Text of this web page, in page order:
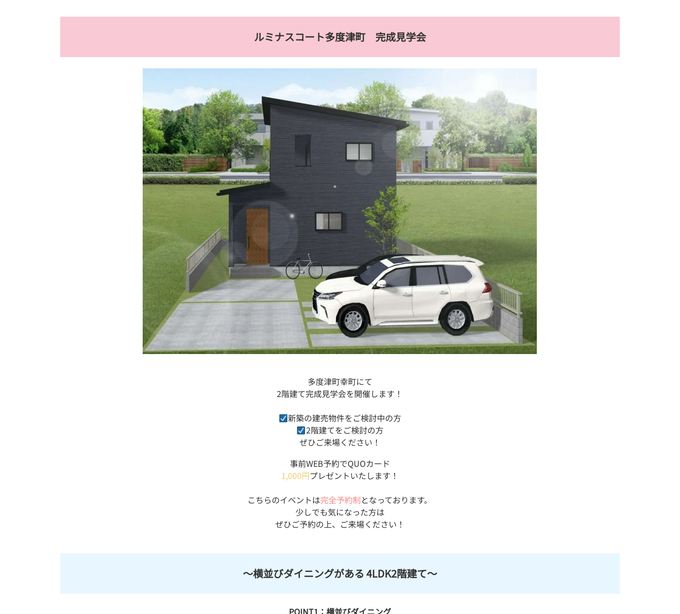
ルミナスコート多度津町 完成見学会
多度津町幸町にて
2階建て完成見学会を開催します！
新築の建売物件をご検討中の方
2階建てをご検討の方
ぜひご来場ください！
事前WEB予約でQUOカード
1,000円プレゼントいたします！
こちらのイベントは完全予約制となっております。
少しでも気になった方は
ぜひご予約の上、ご来場ください！
～横並びダイニングがある 4LDK2階建て～
POINT1：横並びダイニング